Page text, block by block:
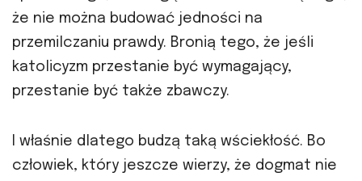
że nie można budować jedności na
przemilczaniu prawdy. Bronią tego, że jeśli
katolicyzm przestanie być wymagający,
przestanie być także zbawczy.
I właśnie dlatego budzą taką wściekłość. Bo
człowiek, który jeszcze wierzy, że dogmat nie